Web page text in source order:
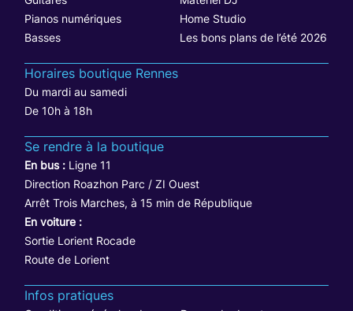
Pianos numériques
Home Studio
Basses
Les bons plans de l’été 2026
Horaires boutique Rennes
Du mardi au samedi
De 10h à 18h
Se rendre à la boutique
En bus : Ligne 11
Direction Roazhon Parc / ZI Ouest
Arrêt Trois Marches, à 15 min de République
En voiture :
Sortie Lorient Rocade
Route de Lorient
Infos pratiques